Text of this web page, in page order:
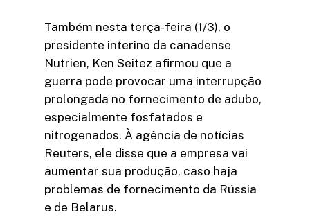
Também nesta terça-feira (1/3), o
presidente interino da canadense
Nutrien, Ken Seitez afirmou que a
guerra pode provocar uma interrupção
prolongada no fornecimento de adubo,
especialmente fosfatados e
nitrogenados. À agência de notícias
Reuters, ele disse que a empresa vai
aumentar sua produção, caso haja
problemas de fornecimento da Rússia
e de Belarus.